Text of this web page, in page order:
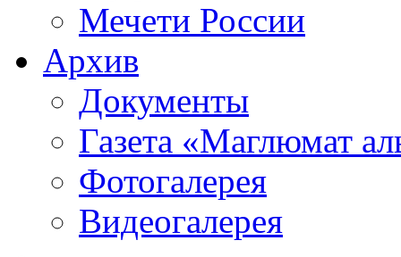
Мечети России
Архив
Документы
Газета «Маглюмат
Фотогалерея
Видеогалерея